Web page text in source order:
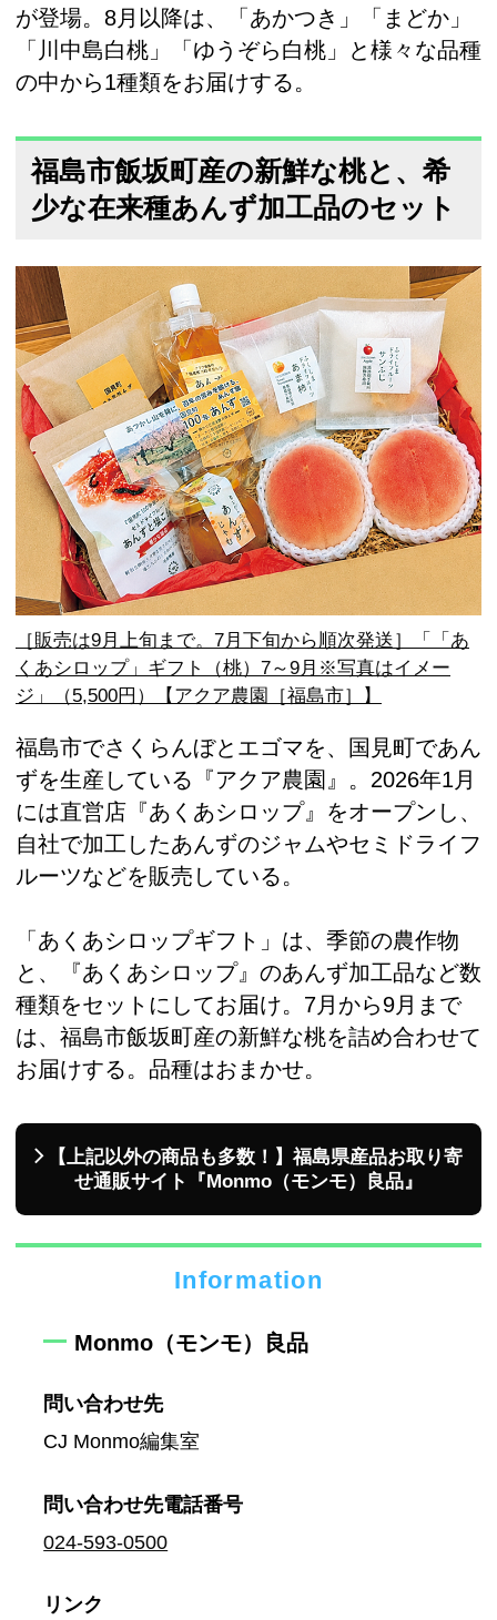
が登場。8月以降は、「あかつき」「まどか」
「川中島白桃」「ゆうぞら白桃」と様々な品種
の中から1種類をお届けする。
福島市飯坂町産の新鮮な桃と、希
少な在来種あんず加工品のセット
［販売は9月上旬まで。7月下旬から順次発送］「「あ
くあシロップ」ギフト（桃）7～9月※写真はイメー
ジ」（5,500円）【アクア農園［福島市］】
福島市でさくらんぼとエゴマを、国見町であん
ずを生産している『アクア農園』。2026年1月
には直営店『あくあシロップ』をオープンし、
自社で加工したあんずのジャムやセミドライフ
ルーツなどを販売している。
「あくあシロップギフト」は、季節の農作物
と、『あくあシロップ』のあんず加工品など数
種類をセットにしてお届け。7月から9月まで
は、福島市飯坂町産の新鮮な桃を詰め合わせて
お届けする。品種はおまかせ。
【上記以外の商品も多数！】福島県産品お取り寄
せ通販サイト『Monmo（モンモ）良品』
Information
Monmo（モンモ）良品
問い合わせ先
CJ Monmo編集室
問い合わせ先電話番号
024-593-0500
リンク